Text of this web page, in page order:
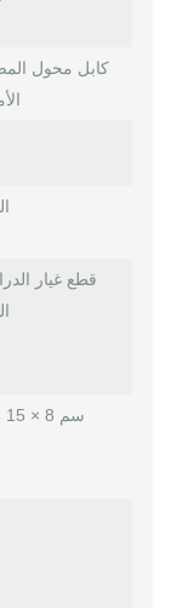
كابل محول
قطع غيار
18 × 15 × 8 سم